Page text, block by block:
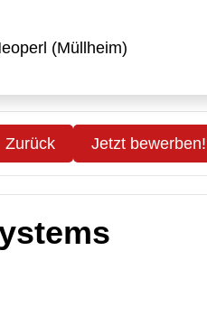
(Müllheim)
Zurück Jetzt bewerben!